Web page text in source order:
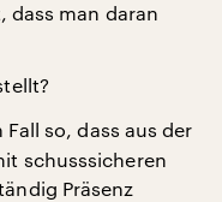
dass man daran
so, dass aus der
schusssicheren
Präsenz